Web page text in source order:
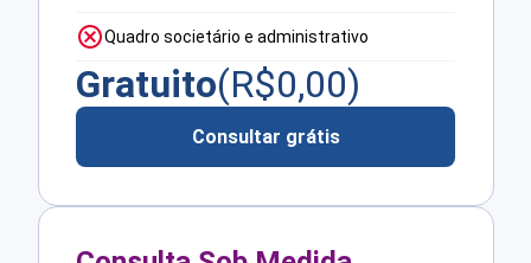
Quadro societário e administrativo
Gratuito(R$0,00)
Consultar grátis